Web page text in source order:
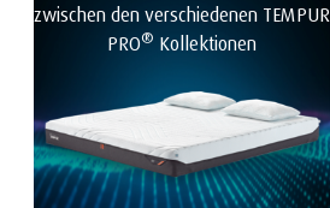
zwischen den verschiedenen TEMPUR
PRO® Kollektionen